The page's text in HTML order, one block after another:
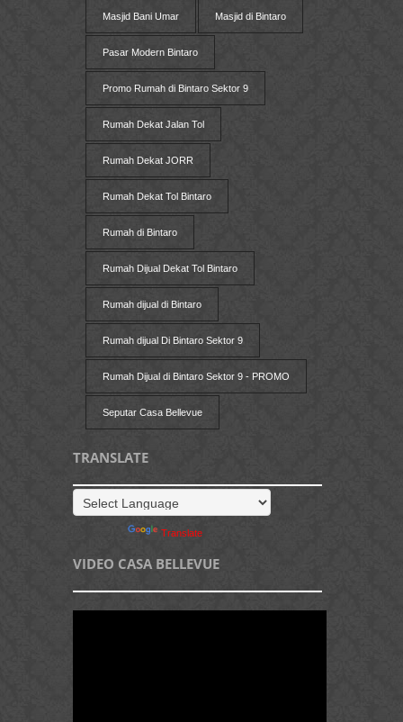
Masjid Bani Umar Masjid di Bintaro
Pasar Modern Bintaro
Promo Rumah di Bintaro Sektor 9
Rumah Dekat Jalan Tol
Rumah Dekat JORR
Rumah Dekat Tol Bintaro
Rumah di Bintaro
Rumah Dijual Dekat Tol Bintaro
Rumah dijual di Bintaro
Rumah dijual Di Bintaro Sektor 9
Rumah Dijual di Bintaro Sektor 9 - PROMO
Seputar Casa Bellevue
TRANSLATE
Translate
VIDEO CASA BELLEVUE